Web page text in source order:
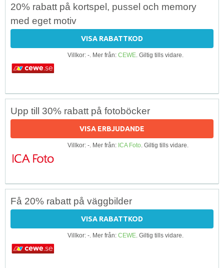
20% rabatt på kortspel, pussel och memory
med eget motiv
VISA RABATTKOD
Villkor: -. Mer från: CEWE. Giltig tills vidare.
Upp till 30% rabatt på fotoböcker
VISA ERBJUDANDE
Villkor: -. Mer från: ICA Foto. Giltig tills vidare.
Få 20% rabatt på väggbilder
VISA RABATTKOD
Villkor: -. Mer från: CEWE. Giltig tills vidare.